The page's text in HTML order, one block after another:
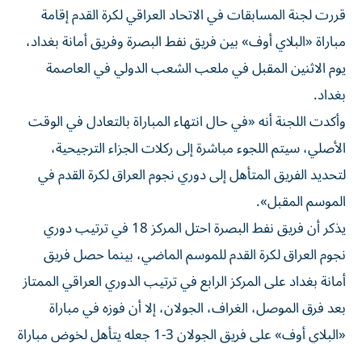
قررت لجنة المسابقات في الاتحاد العراقي لكرة القدم إقامة
مباراة «البلاي أوف» بين فريق نفط البصرة وفريق أمانة بغداد،
يوم الاثنين المقبل في ملعب الشعب الدولي في العاصمة
بغداد.
وأكدت اللجنة أنه «في حال انتهاء المباراة بالتعادل في الوقت
الأصلي، سيتم اللجوء مباشرة إلى ركلات الجزاء الترجيحية،
لتحديد الفريق المتأهل إلى دوري نجوم العراق لكرة القدم في
الموسم المقبل».
يذكر أن فريق نفط البصرة احتل المركز 18 في ترتيب دوري
نجوم العراق لكرة القدم للموسم الماضي، بينما حصل فريق
أمانة بغداد على المركز الرابع في ترتيب الدوري العراقي الممتاز
بعد فرق الموصل، الغراف، الجولان، إلا أن فوزه في مباراة
«البلاي أوف» على فريق الجولان 3-1 جعله يتأهل لخوض مباراة